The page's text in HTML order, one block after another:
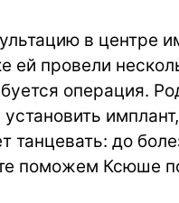
в центре
провели
операция.
до
поможем Ксюше